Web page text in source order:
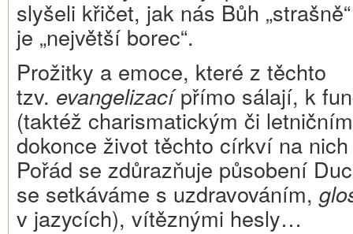
slyšeli křičet, jak nás Bůh
je „největší borec“.
Prožitky a emoce, které z těchto
tzv. evangelizacípřímo sálají, k
(taktéž charismatickým či
dokonce život těchto církví na
Pořád se zdůrazňuje působení
se setkáváme s uzdravováním,
v jazycích), vítěznými hesly…